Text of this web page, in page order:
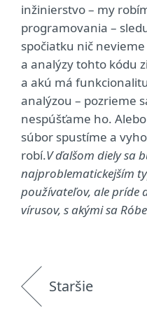
inžinierstvo – my
programovania –
spočiatku nič
a analýzy tohto kódu
a akú má
analýzou – pozrieme
nespúšťame ho.
súbor spustíme a
robí.V ďalšom diely sa
najproblematickejším
používateľov, ale príde
vírusov, s akými sa
Staršie